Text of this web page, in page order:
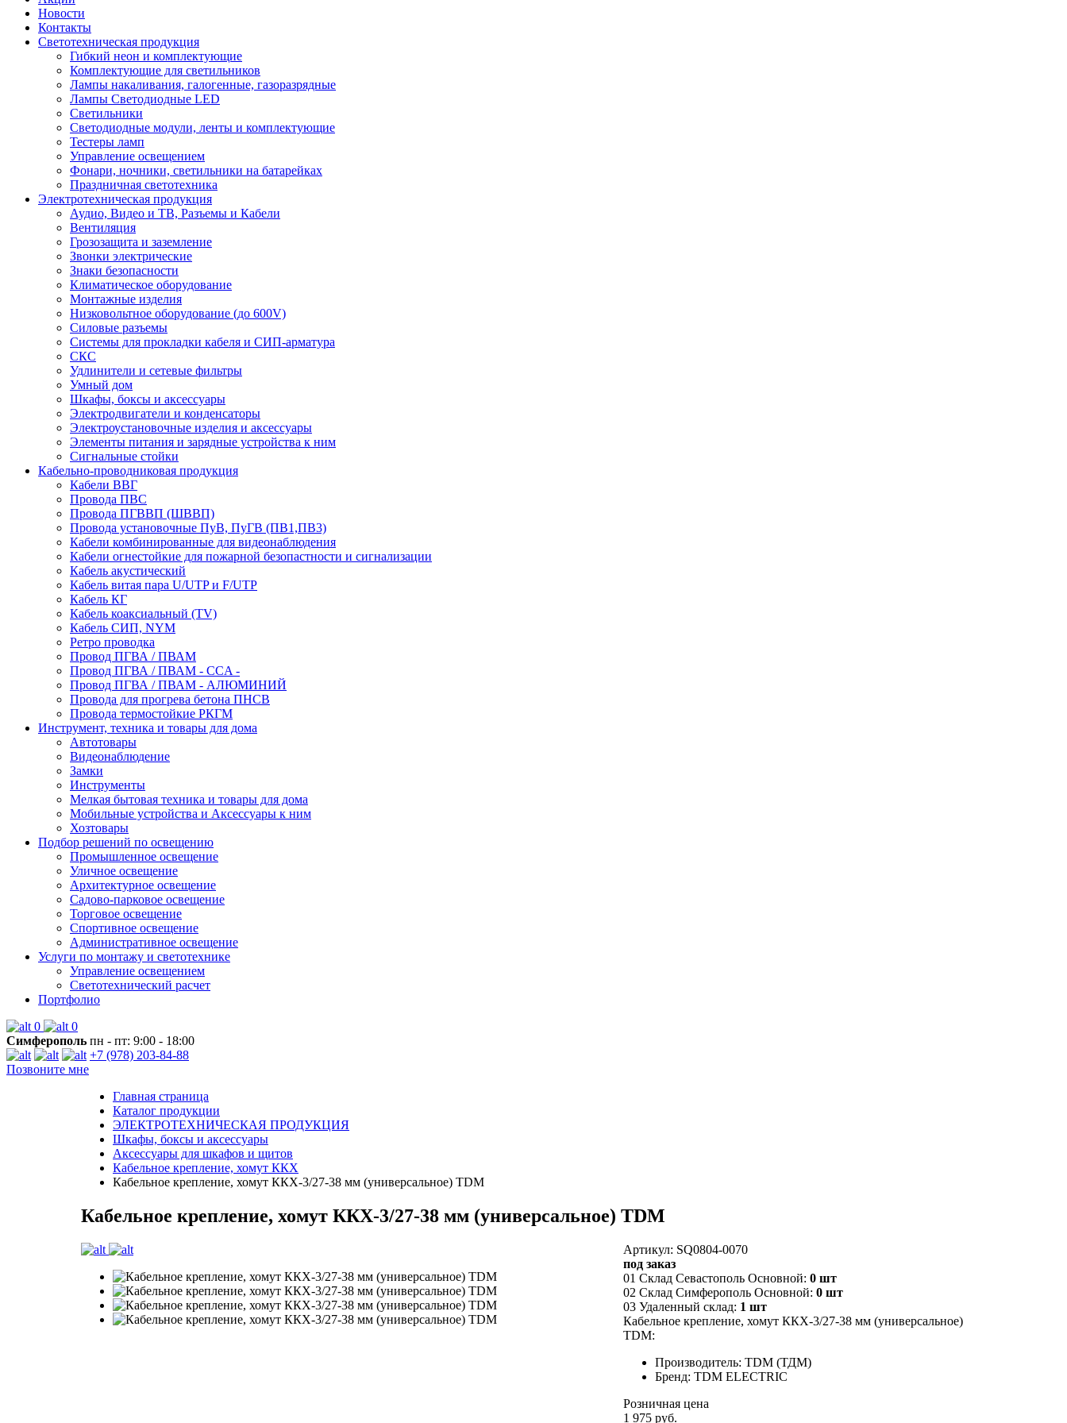
Новости
Контакты
Светотехническая продукция
Гибкий неон и комплектующие
Комплектующие для светильников
Лампы накаливания, галогенные, газоразрядные
Лампы Светодиодные LED
Светильники
Светодиодные модули, ленты и комплектующие
Тестеры ламп
Управление освещением
Фонари, ночники, светильники на батарейках
Праздничная светотехника
Электротехническая продукция
Аудио, Видео и ТВ, Разъемы и Кабели
Вентиляция
Грозозащита и заземление
Звонки электрические
Знаки безопасности
Климатическое оборудование
Монтажные изделия
Низковольтное оборудование (до 600V)
Силовые разъемы
Системы для прокладки кабеля и СИП-арматура
СКС
Удлинители и сетевые фильтры
Умный дом
Шкафы, боксы и аксессуары
Электродвигатели и конденсаторы
Электроустановочные изделия и аксессуары
Элементы питания и зарядные устройства к ним
Сигнальные стойки
Кабельно-проводниковая продукция
Кабели ВВГ
Провода ПВС
Провода ПГВВП (ШВВП)
Провода установочные ПуВ, ПуГВ (ПВ1,ПВ3)
Кабели комбинированные для видеонаблюдения
Кабели огнестойкие для пожарной безопастности и сигнализации
Кабель акустический
Кабель витая пара U/UTP и F/UTP
Кабель КГ
Кабель коаксиальный (TV)
Кабель СИП, NYM
Ретро проводка
Провод ПГВА / ПВАМ
Провод ПГВА / ПВАМ - CCA -
Провод ПГВА / ПВАМ - АЛЮМИНИЙ
Провода для прогрева бетона ПНСВ
Провода термостойкие РКГМ
Инструмент, техника и товары для дома
Автотовары
Видеонаблюдение
Замки
Инструменты
Мелкая бытовая техника и товары для дома
Мобильные устройства и Аксессуары к ним
Хозтовары
Подбор решений по освещению
Промышленное освещение
Уличное освещение
Архитектурное освещение
Садово-парковое освещение
Торговое освещение
Спортивное освещение
Административное освещение
Услуги по монтажу и светотехнике
Управление освещением
Светотехнический расчет
Портфолио
0
0
Симферополь пн - пт: 9:00 - 18:00
+7 (978) 203-84-88
Позвоните мне
Главная страница
Каталог продукции
ЭЛЕКТРОТЕХНИЧЕСКАЯ ПРОДУКЦИЯ
Шкафы, боксы и аксессуары
Аксессуары для шкафов и щитов
Кабельное крепление, хомут ККХ
Кабельное крепление, хомут ККХ-3/27-38 мм (универсальное) TDM
Кабельное крепление, хомут ККХ-3/27-38 мм (универсальное) TDM
Артикул: SQ0804-0070
под заказ
01 Склад Севастополь Основной: 0 шт
02 Склад Симферополь Основной: 0 шт
03 Удаленный склад: 1 шт
Кабельное крепление, хомут ККХ-3/27-38 мм (универсальное)
TDM:
Производитель: TDM (ТДМ)
Бренд: TDM ELECTRIC
Розничная цена
1 975 руб.